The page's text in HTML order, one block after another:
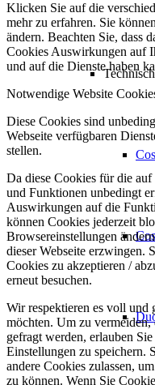
Klicken Sie auf die
mehr zu erfahren. Sie
ändern. Beachten Sie, dass
Cookies Auswirkungen auf
und auf die Dienste haben
Notwendige Website
Diese Cookies sind
Webseite verfügbaren
stellen.
Da diese Cookies für die
und Funktionen unbedingt
Auswirkungen auf die
können Cookies jederzeit
Browsereinstellungen
dieser Webseite erzwingen.
Cookies zu akzeptieren /
erneut besuchen.
Wir respektieren es voll und
möchten. Um zu
gefragt werden, erlauben
Einstellungen zu speichern.
andere Cookies zulassen,
zu können. Wenn Sie